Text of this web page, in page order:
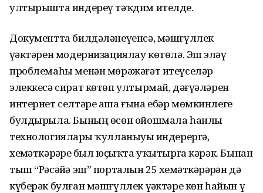
ултырышта индереү тәҡдим ителде.
Документта билдәләнеүенсә, мәшғүллек
үҙәктәрен модернизациялау көтөлә. Эш эҙләү
проблемаһы менән мөрәжәғәт итеүселәр
элеккесә сират көтөп ултырмай, дәғүәләрен
интернет селтәре аша ғына ебәр мөмкинлеге
булдырыла. Бының өсөн ойошмала һанлы
технологияларҙы ҡулланыуҙы индерергә,
хеҙмәткәрҙәрҙе был юҫыҡта уҡытырға кәрәк. Бынан
тыш “Рәсәйҙә эш” порталын 25 хеҙмәткәрҙәрҙән дә
күберәк булған мәшғүллек үҙәктәре көн һайын үҙ